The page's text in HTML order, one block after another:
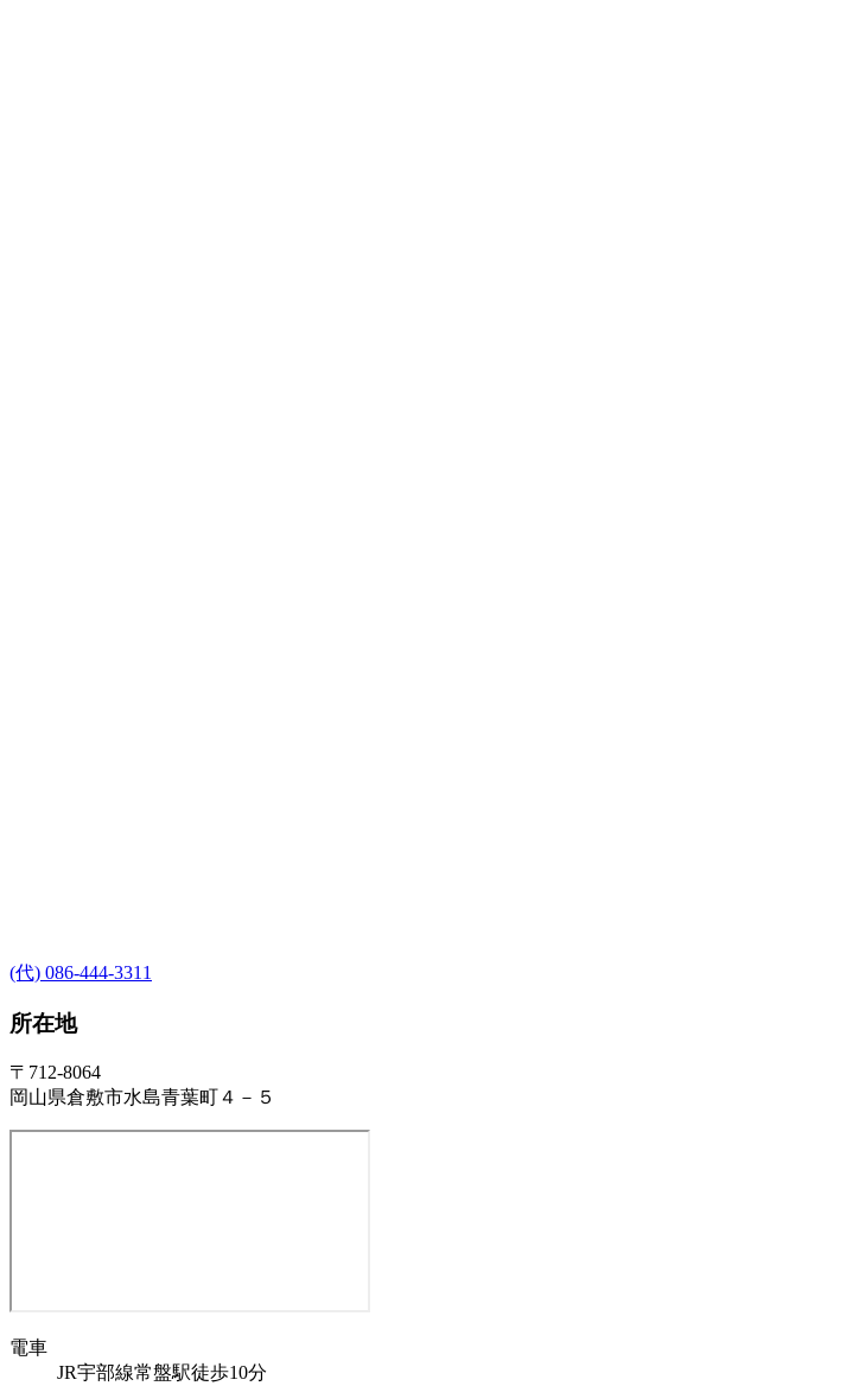
(代) 086-444-3311
所在地
〒712-8064
岡山県倉敷市水島青葉町４－５
電車
JR宇部線常盤駅徒歩10分